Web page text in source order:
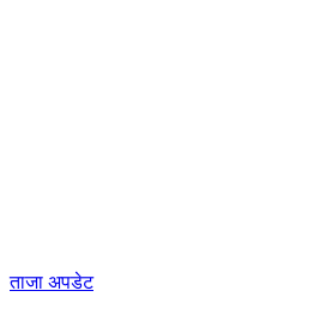
ताजा अपडेट